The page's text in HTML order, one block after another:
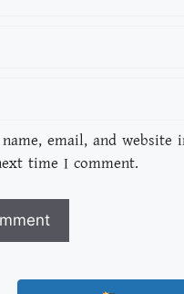
name, email, and website
time I comment.